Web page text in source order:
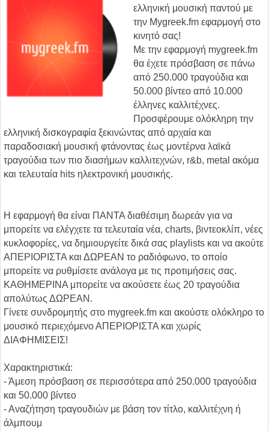
ελληνική μουσική παντού με
την Mygreek.fm εφαρμογή στο
κινητό σας!
Με την εφαρμογή mygreek.fm
θα έχετε πρόσβαση σε πάνω
από 250.000 τραγούδια και
50.000 βίντεο από 10.000
έλληνες καλλιτέχνες.
Προσφέρουμε ολόκληρη την
ελληνική δισκογραφία ξεκινώντας από αρχαία και
παραδοσιακή μουσική φτάνοντας έως μοντέρνα λαϊκά
τραγούδια των πιο διασήμων καλλιτεχνών, r&b, metal ακόμα
και τελευταία hits ηλεκτρονική μουσικής.
Η εφαρμογή θα είναι ΠΑΝΤΑ διαθέσιμη δωρεάν για να
μπορείτε να ελέγχετε τα τελευταία νέα, charts, βιντεοκλίπ, νέες
κυκλοφορίες, να δημιουργείτε δικά σας playlists και να ακούτε
ΑΠΕΡΙΟΡΙΣΤΑ και ΔΩΡΕΑΝ το ραδιόφωνο, το οποίο
μπορείτε να ρυθμίσετε ανάλογα με τις προτιμήσεις σας.
ΚΑΘΗΜΕΡΙΝΑ μπορείτε να ακούσετε έως 20 τραγούδια
απολύτως ΔΩΡΕΑΝ.
Γίνετε συνδρομητής στο mygreek.fm και ακούστε ολόκληρο το
μουσικό περιεχόμενο ΑΠΕΡΙΟΡΙΣΤΑ και χωρίς
ΔΙΑΦΗΜΙΣΕΙΣ!
Χαρακτηριστικά:
- Άμεση πρόσβαση σε περισσότερα από 250.000 τραγούδια
και 50.000 βίντεο
- Αναζήτηση τραγουδιών με βάση τον τίτλο, καλλιτέχνη ή
άλμπουμ